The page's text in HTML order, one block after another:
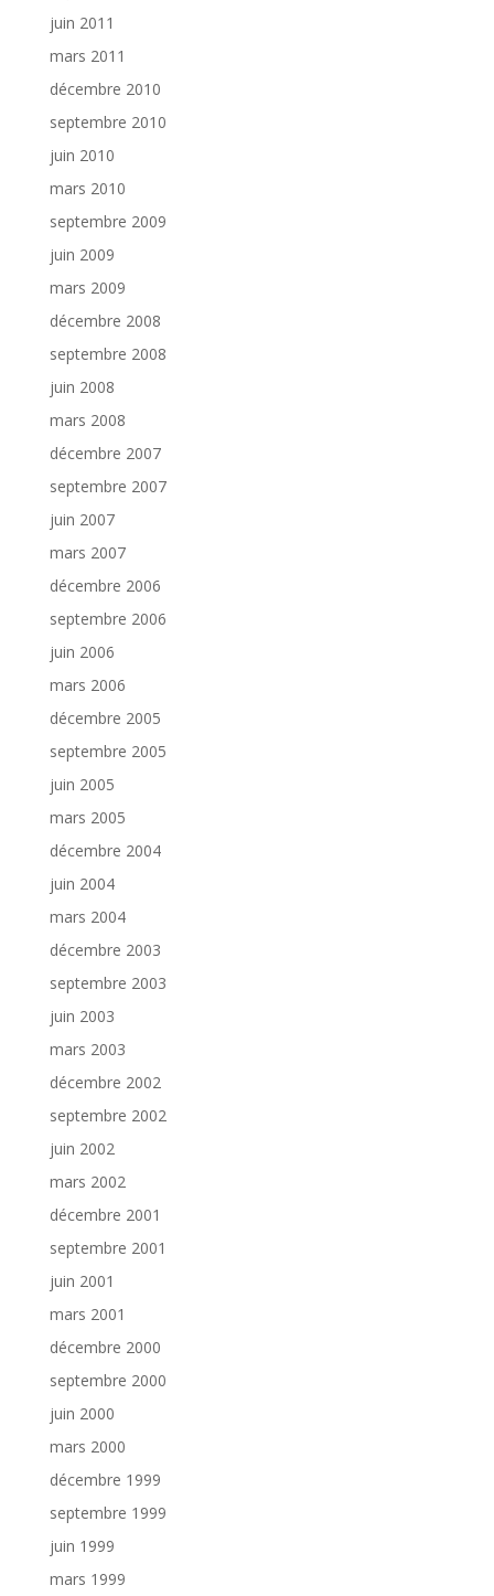
juin 2011
mars 2011
décembre 2010
septembre 2010
juin 2010
mars 2010
septembre 2009
juin 2009
mars 2009
décembre 2008
septembre 2008
juin 2008
mars 2008
décembre 2007
septembre 2007
juin 2007
mars 2007
décembre 2006
septembre 2006
juin 2006
mars 2006
décembre 2005
septembre 2005
juin 2005
mars 2005
décembre 2004
juin 2004
mars 2004
décembre 2003
septembre 2003
juin 2003
mars 2003
décembre 2002
septembre 2002
juin 2002
mars 2002
décembre 2001
septembre 2001
juin 2001
mars 2001
décembre 2000
septembre 2000
juin 2000
mars 2000
décembre 1999
septembre 1999
juin 1999
mars 1999